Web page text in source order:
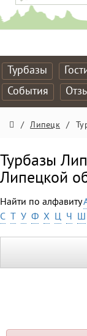
Турбазы
События
/ Липецк /
Турбазы
Липецкой
Найти по алфавиту
С Т У Ф Х Ц Ч Ш